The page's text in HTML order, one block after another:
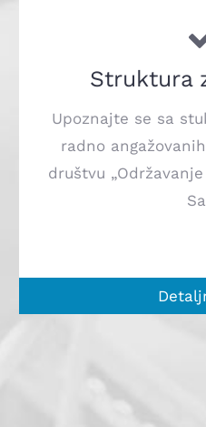
Struktura
Upoznajte se sa
radno
društvu